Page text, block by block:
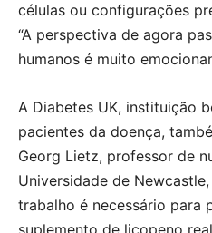
células ou configurações
“A perspectiva de agora
humanos é muito
A Diabetes UK, instituição
pacientes da doença,
Georg Lietz, professor de
Universidade de
trabalho é necessário para